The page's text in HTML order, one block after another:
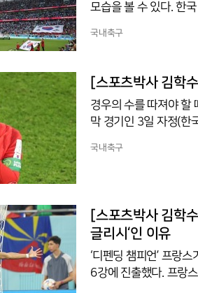
모습을 볼 수 있다. 한
국축구팬이라면 전통
축구협회간의 경기이
있다면 회원으로 가입
국내축구
경우의 수를 따져야 할
막 경기인 3일 자정(한
학년에서 처음 배우는
는 사건의 가짓수를 뜻
국내축구
[스포츠박사 김학
글리시‘인 이유
‘디펜딩 챔피언’ 프랑
6강에 진출했다. 프랑